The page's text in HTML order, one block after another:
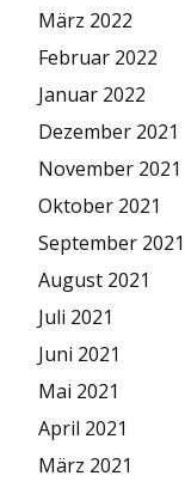
März 2022
Februar 2022
Januar 2022
Dezember 2021
November 2021
Oktober 2021
September 2021
August 2021
Juli 2021
Juni 2021
Mai 2021
April 2021
März 2021